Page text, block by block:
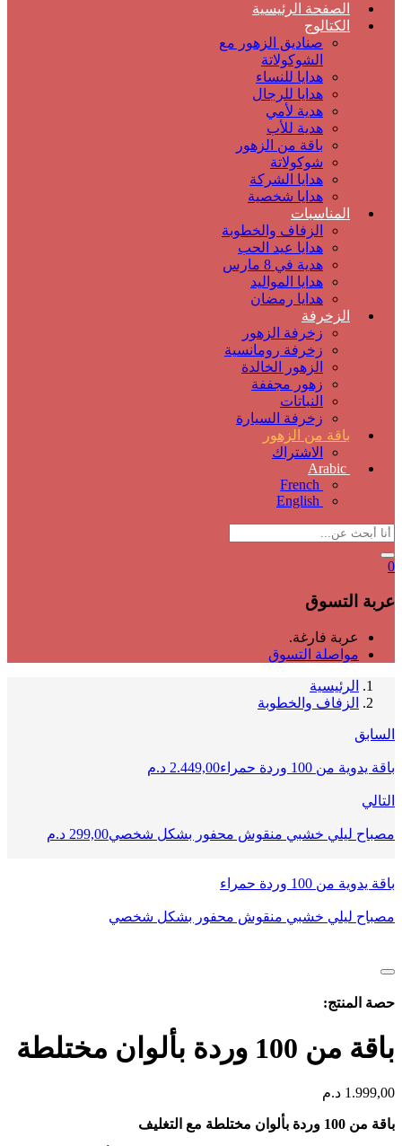
الصفحة الرئيسية
الكتالوج
صناديق الزهور مع
الشوكولاتة
هدايا للنساء
هدايا للرجال
هدية لأمي
هدية للأب
باقة من الزهور
شوكولاتة
هدايا الشركة
هدايا شخصية
المناسبات
الزفاف والخطوبة
هدايا عيد الحب
هدية في 8 مارس
هدايا المواليد
هدايا رمضان
الزخرفة
زخرفة الزهور
زخرفة رومانسية
الزهور الخالدة
زهور مجففة
النباتات
زخرفة السيارة
باقة من الزهور
الاشتراك
Arabic
French
English
0
عربة التسوق
عربة فارغة.
مواصلة التسوق
الرئيسية
الزفاف والخطوبة
السابق
باقة يدوية من 100 وردة حمراء 2.449,00 د.م
التالي
مصباح ليلي خشبي منقوش محفور بشكل شخصي299,00 د.م
باقة يدوية من 100 وردة حمراء
مصباح ليلي خشبي منقوش محفور بشكل شخصي
حصة المنتج:
باقة من 100 وردة بألوان مختلطة
1.999,00 د.م
باقة من 100 وردة بألوان مختلطة مع التغليف